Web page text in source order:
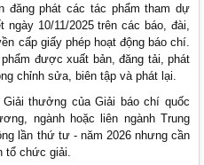
đăng phát các tác phẩm tham dự
10/11/2025 trên các báo, đài,
cấp giấy phép hoạt động báo chí.
được xuất bản, đăng tải, phát
chỉnh sửa, biên tập và phát lại.
thưởng của Giải báo chí quốc
ngành hoặc liên ngành Trung
lần thứ tư - năm 2026 nhưng cần
chức giải.